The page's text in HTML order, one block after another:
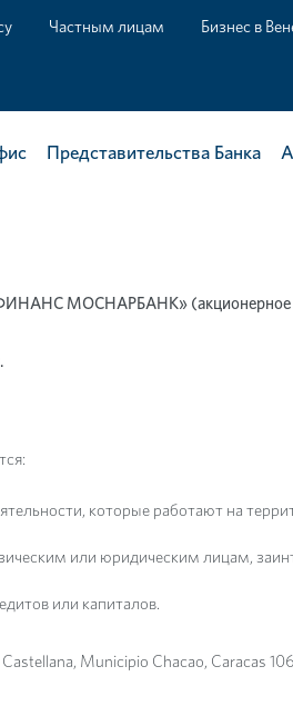
Частным лицам Бизнес в
Представительства Банка
МОСНАРБАНК» (акционерное
которые работают на
или юридическим лицам,
или капиталов.
Municipio Chacao, Caracas